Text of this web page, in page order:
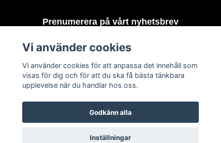
Prenumerera på vårt nyhetsbrev
Vi använder cookies
Vi använder cookies för att anpassa det innehåll som
visas för dig och för att du ska få bästa tänkbara
upplevelse när du handlar hos oss.
Godkänn alla
Inställningar